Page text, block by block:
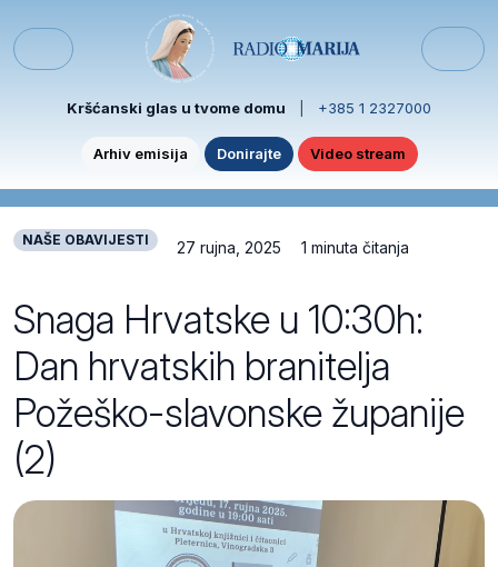
Menu
Kršćanski glas u tvome domu +385 1 2327000
Arhiv emisija Donirajte Video stream
NAŠE OBAVIJESTI 27 rujna, 2025 1 minuta čitanja
Snaga Hrvatske u 10:30h:
Dan hrvatskih branitelja
Požeško-slavonske županije
(2)